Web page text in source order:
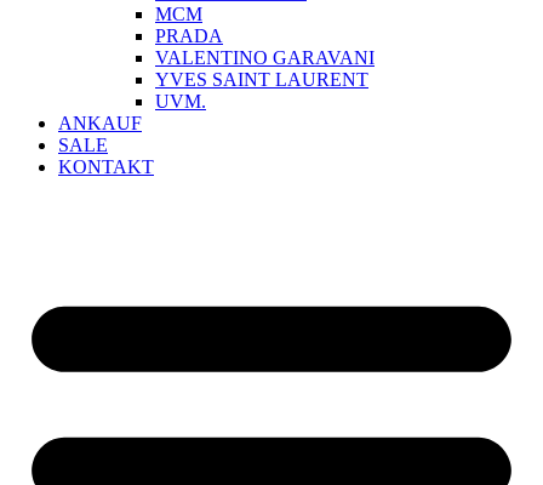
MCM
PRADA
VALENTINO GARAVANI
YVES SAINT LAURENT
UVM.
ANKAUF
SALE
KONTAKT